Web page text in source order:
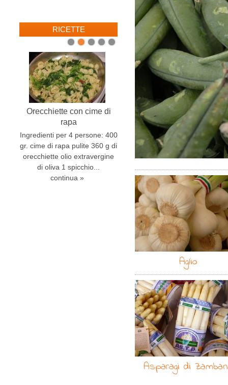
RICETTE
1 2 3 4 5
Orecchiette con cime di
rapa
Ingredienti per 4 persone: 400
gr. cime di rapa pulite 360 g di
orecchiette olio extravergine
di oliva 1 spicchio...
continua »
Aglio
Asparagi di